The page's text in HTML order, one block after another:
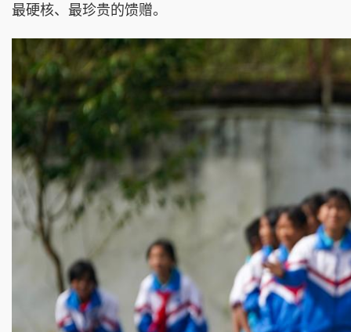
最硬核、最珍贵的馈赠。